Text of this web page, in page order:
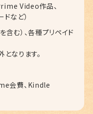
Video作品、
など）
む）、各種プリペイド
なります。
会費、Kindle